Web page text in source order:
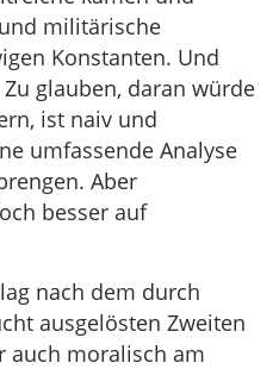
militärische
Konstanten. Und
glauben, daran würde
ist naiv und
umfassende Analyse
Aber
besser auf
nach dem durch
ausgelösten Zweiten
auch moralisch am